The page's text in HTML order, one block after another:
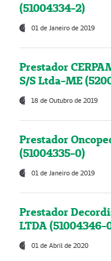
(51004334-2)
01 de Janeiro de 2019
Prestador
S/S Ltda-ME
18 de Outubro de 2019
Prestador
(51004335-0)
01 de Janeiro de 2019
Prestador
LTDA (51004346-
01 de Abril de 2020